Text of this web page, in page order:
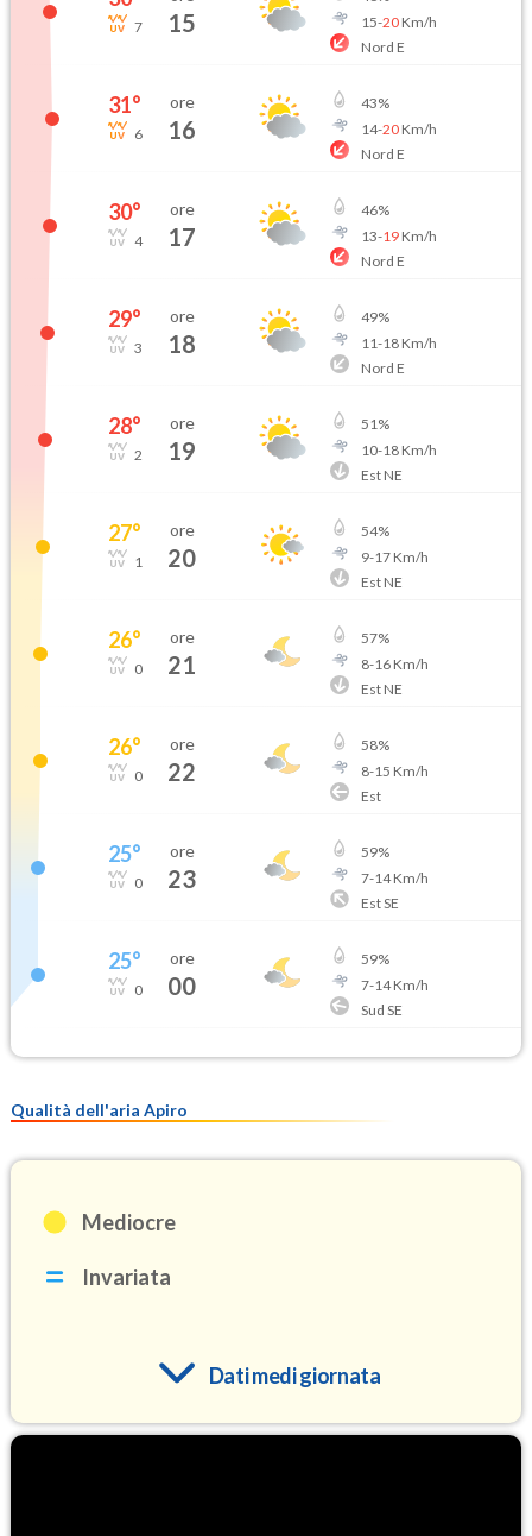
7 15
15-20Km/h
Nord E
31°
6
ore
16
43%
14-20Km/h
Nord E
30°
4
ore
17
46%
13-19Km/h
Nord E
29°
3
ore
18
49%
11-18Km/h
Nord E
28°
2
ore
19
51%
10-18Km/h
Est NE
27°
1
ore
20
54%
9-17Km/h
Est NE
26°
0
ore
21
57%
8-16Km/h
Est NE
26°
0
ore
22
58%
8-15 Km/h
Est
25°
0
ore
23
59%
7-14Km/h
Est SE
25°
0
ore
00
59%
7-14Km/h
Sud SE
Qualità dell'aria Apiro
Mediocre
Invariata
Dati medi giornata